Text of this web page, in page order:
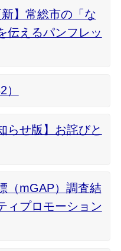
新】常総市の「な
伝えるパンフレッ
らせ版】お詫びと
（mGAP）調査結
ィプロモーション